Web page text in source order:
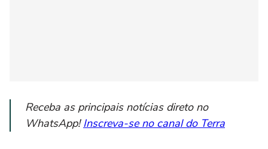
Receba as principais notícias direto no
WhatsApp!Inscreva-se no canal do Terra